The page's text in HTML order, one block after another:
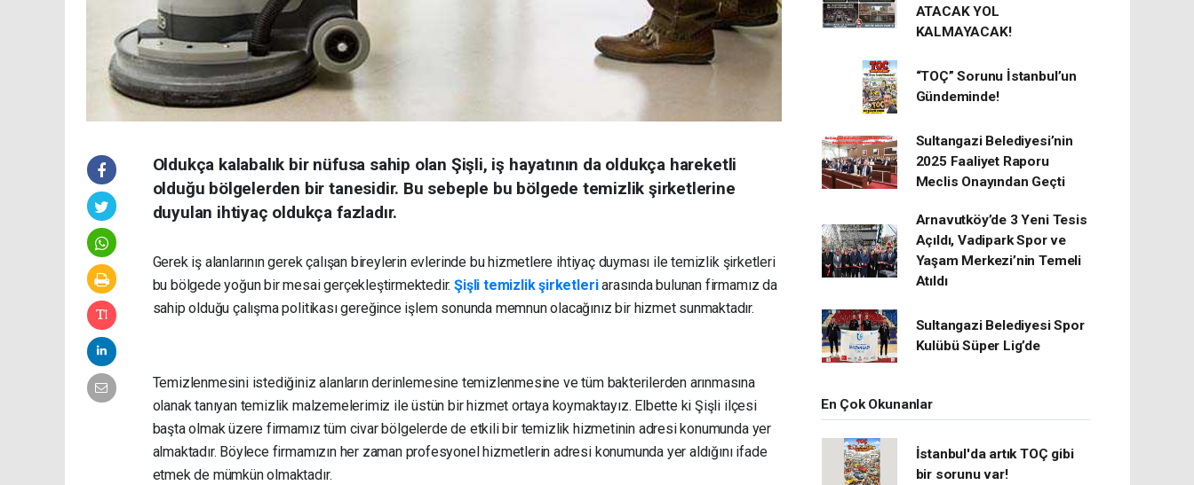
Oldukça kalabalık bir nüfusa sahip olan Şişli, iş hayatının da oldukça hareketli
olduğu bölgelerden bir tanesidir. Bu sebeple bu bölgede temizlik şirketlerine
duyulan ihtiyaç oldukça fazladır.
Gerek iş alanlarının gerek çalışan bireylerin evlerinde bu hizmetlere ihtiyaç duyması ile temizlik şirketleri
bu bölgede yoğun bir mesai gerçekleştirmektedir.Şişli temizlik şirketleriarasında bulunan firmamız da
sahip olduğu çalışma politikası gereğince işlem sonunda memnun olacağınız bir hizmet sunmaktadır.
Temizlenmesini istediğiniz alanların derinlemesine temizlenmesine ve tüm bakterilerden arınmasına
olanak tanıyan temizlik malzemelerimiz ile üstün bir hizmet ortaya koymaktayız. Elbette ki Şişli ilçesi
başta olmak üzere firmamız tüm civar bölgelerde de etkili bir temizlik hizmetinin adresi konumunda yer
almaktadır. Böylece firmamızın her zaman profesyonel hizmetlerin adresi konumunda yer aldığını ifade
etmek de mümkün olmaktadır.
ATACAK YOL
KALMAYACAK!
“TOÇ” Sorunu İstanbul’un
Gündeminde!
Sultangazi Belediyesi’nin
2025 Faaliyet Raporu
Meclis Onayından Geçti
Arnavutköy’de 3 Yeni Tesis
Açıldı, Vadipark Spor ve
Yaşam Merkezi’nin Temeli
Atıldı
Sultangazi Belediyesi Spor
Kulübü Süper Lig’de
En Çok Okunanlar
İstanbul'da artık TOÇ gibi
bir sorunu var!